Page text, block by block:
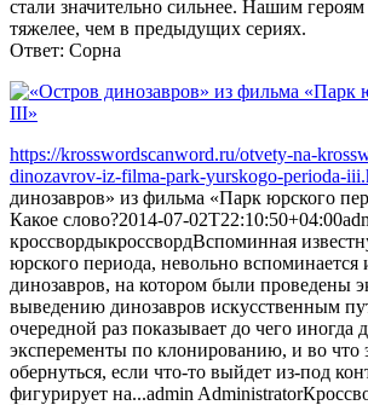
стали значительно сильнее. Нашим
тяжелее, чем в предыдущих сериях.
Ответ: Сорна
https://krosswordscanword.ru/otvety-na-
dinozavrov-iz-filma-park-yurskogo-perioda-
динозавров» из фильма «Парк юрского
Какое слово?2014-07-02T22:10:50+04:00
кроссвордыкроссвордВспоминная
юрского периода, невольно вспоминается
динозавров, на котором были проведены
выведению динозавров искусственным
очередной раз показывает до чего иногда
эксперементы по клонированию, и во что
обернуться, если что-то выйдет из-под
фигурирует на...admin Administrator